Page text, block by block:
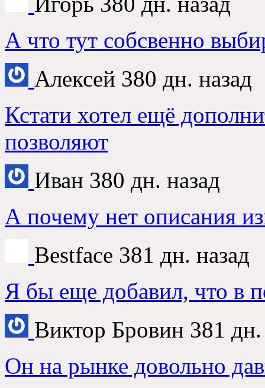
А что тут собсвенно
Алексей 380 дн. назад
Кстати хотел ещё
позволяют
Иван 380 дн. назад
А почему нет описания
Bestface 381 дн. назад
Я бы еще добавил, что в
Виктор Бровин 381 дн.
Он на рынке довольно